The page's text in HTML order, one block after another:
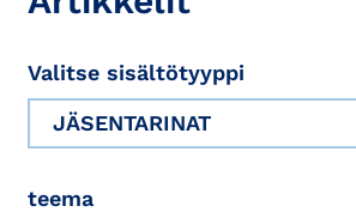
Valitse sisältötyyppi
teema